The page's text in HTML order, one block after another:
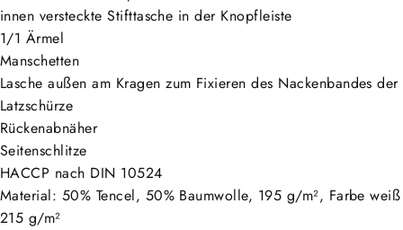
innen versteckte Stifttasche in der Knopfleiste
1/1 Ärmel
Manschetten
Lasche außen am Kragen zum Fixieren des Nackenbandes der
Latzschürze
Rückenabnäher
Seitenschlitze
HACCP nach DIN 10524
Material: 50% Tencel, 50% Baumwolle, 195 g/m², Farbe weiß
215 g/m²